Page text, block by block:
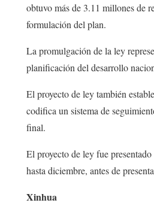
obtuvo más de 3.11 millones de
formulación del plan.
La promulgación de la ley
planificación del desarrollo
El proyecto de ley también
codifica un sistema de
final.
El proyecto de ley fue
hasta diciembre, antes de
Xinhua